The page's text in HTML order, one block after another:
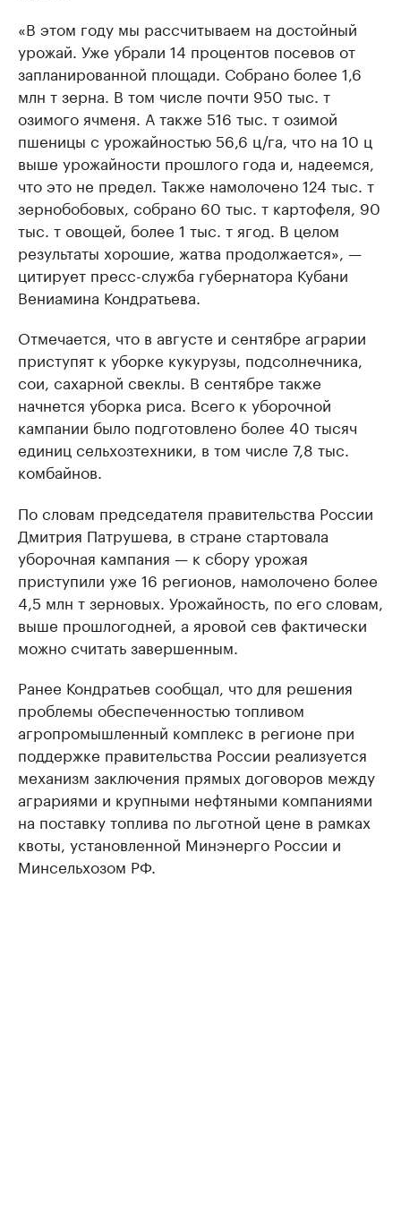
«В этом году мы рассчитываем на достойный
урожай. Уже убрали 14 процентов посевов от
запланированной площади. Собрано более 1,6
млн т зерна. В том числе почти 950 тыс. т
озимого ячменя. А также 516 тыс. т озимой
пшеницы с урожайностью 56,6 ц/га, что на 10 ц
выше урожайности прошлого года и, надеемся,
что это не предел. Также намолочено 124 тыс. т
зернобобовых, собрано 60 тыс. т картофеля, 90
тыс. т овощей, более 1 тыс. т ягод. В целом
результаты хорошие, жатва продолжается», —
цитирует пресс-служба губернатора Кубани
Вениамина Кондратьева.
Отмечается, что в августе и сентябре аграрии
приступят к уборке кукурузы, подсолнечника,
сои, сахарной свеклы. В сентябре также
начнется уборка риса. Всего к уборочной
кампании было подготовлено более 40 тысяч
единиц сельхозтехники, в том числе 7,8 тыс.
комбайнов.
По словам председателя правительства России
Дмитрия Патрушева, в стране стартовала
уборочная кампания — к сбору урожая
приступили уже 16 регионов, намолочено более
4,5 млн т зерновых. Урожайность, по его словам,
выше прошлогодней, а яровой сев фактически
можно считать завершенным.
Ранее Кондратьев сообщал, что для решения
проблемы обеспеченностью топливом
агропромышленный комплекс в регионе при
поддержке правительства России реализуется
механизм заключения прямых договоров между
аграриями и крупными нефтяными компаниями
на поставку топлива по льготной цене в рамках
квоты, установленной Минэнерго России и
Минсельхозом РФ.